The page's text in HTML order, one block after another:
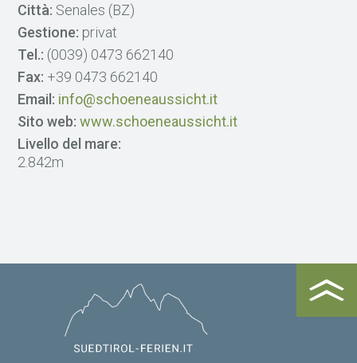
Città: Senales (BZ)
Gestione: privat
Tel.: (0039) 0473 662140
Fax: +39 0473 662140
Email: info@schoeneaussicht.it
Sito web:www.schoeneaussicht.it
Livello del mare:
2.842m